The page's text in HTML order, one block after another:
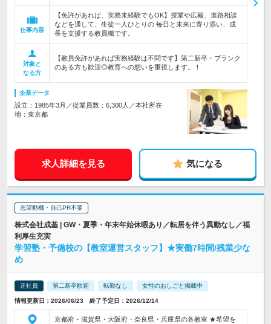
仕事内容
【免許があれば、実務未経験でもOK】授業や広報、進路相談
などを通して、生徒一人ひとりの 毎日と未来に寄り添い、成
長を支援する教員職です。
対象と
なる方
【教員免許があれば実務経験は不問です】第二新卒・ブランク
のある方も歓迎◎教育への想いを重視します。！
企業データ
設立：1985年3月／従業員数：6,300人／本社所在
地：東京都
求人詳細を見る 気になる
志望動機・自己PR不要
株式会社成基 | GW・夏季・年末年始休暇あり／転居を伴う異動なし／福
利厚生充実
学習塾・予備校の【教室運営スタッフ】★実働7時間/残業少な
め
正社員 第二新卒歓迎 転勤なし 女性のおしごと掲載中
情報更新日：2026/06/23 終了予定日：2026/12/14
京都府・滋賀県・大阪府・奈良県・兵庫県の各教室 ★希望を